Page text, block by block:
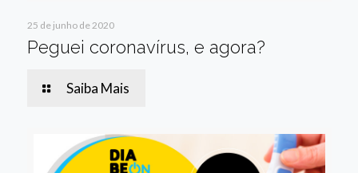
25 de junho de 2020
Peguei coronavírus, e agora?
Saiba Mais